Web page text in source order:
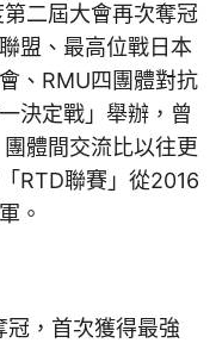
二屆大會再次奪冠
盟、最高位戰日本
、RMU四團體對抗
決定戰」舉辦，曾
體間交流比以往更
RTD聯賽」從2016
。
，首次獲得最強